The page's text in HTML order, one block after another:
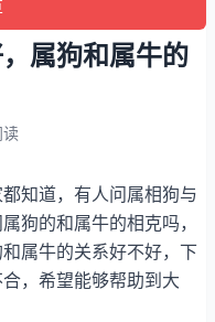
属狗和属牛的
知道，有人问属相狗与
狗的和属牛的相克吗，
属牛的关系好不好，下
，希望能够帮助到大